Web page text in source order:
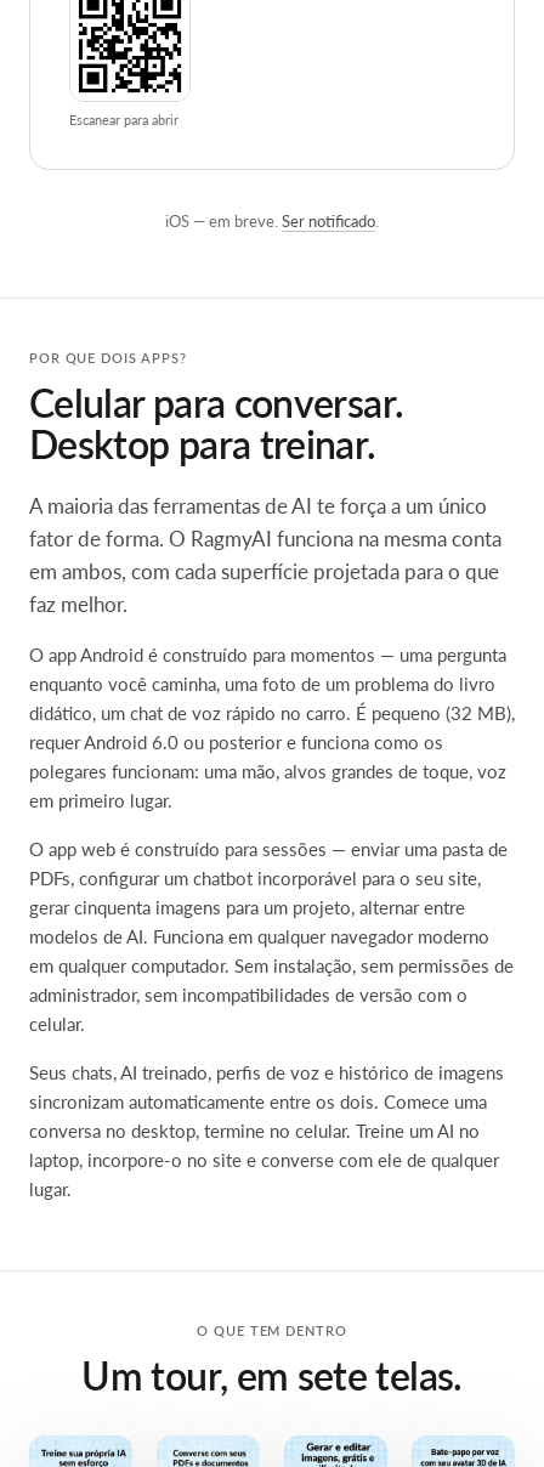
Escanear para abrir
iOS — em breve. Ser notificado
POR QUE DOIS APPS?
Celular para conversar.
Desktop para treinar.
A maioria das ferramentas de AI te força a um único
fator de forma. O RagmyAI funciona na mesma conta
em ambos, com cada superfície projetada para o que
faz melhor.
O app Android é construído para momentos — uma pergunta
enquanto você caminha, uma foto de um problema do livro
didático, um chat de voz rápido no carro. É pequeno (32 MB),
requer Android 6.0 ou posterior e funciona como os
polegares funcionam: uma mão, alvos grandes de toque, voz
em primeiro lugar.
O app web é construído para sessões — enviar uma pasta de
PDFs, configurar um chatbot incorporável para o seu site,
gerar cinquenta imagens para um projeto, alternar entre
modelos de AI. Funciona em qualquer navegador moderno
em qualquer computador. Sem instalação, sem permissões de
administrador, sem incompatibilidades de versão com o
celular.
Seus chats, AI treinado, perfis de voz e histórico de imagens
sincronizam automaticamente entre os dois. Comece uma
conversa no desktop, termine no celular. Treine um AI no
laptop, incorpore-o no site e converse com ele de qualquer
lugar.
O QUE TEM DENTRO
Um tour, em sete telas.